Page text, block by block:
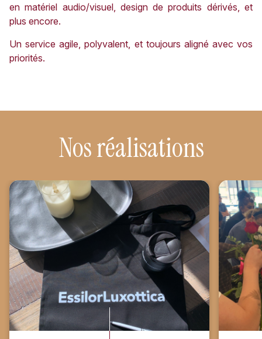
en matériel audio/visuel, design de produits dérivés, et
plus encore.
Un service agile, polyvalent, et toujours aligné avec vos
priorités.
Nos réalisations